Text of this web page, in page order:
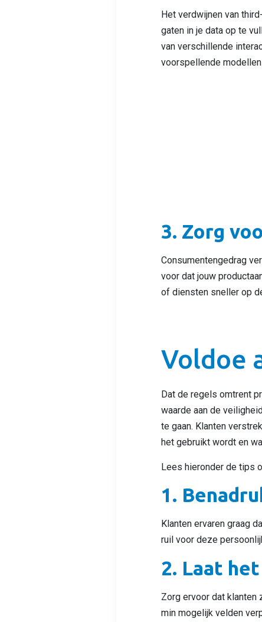
Het verdwijnen van
gaten in je data op te
van verschillende
voorspellende
3. Zorg
Consumentengedrag
voor dat jouw
of diensten sneller op
Voldoe
Dat de regels omtrent
waarde aan de
te gaan. Klanten
het gebruikt wordt en
Lees hieronder de tips
1.
Klanten ervaren graag
ruil voor deze
2. Laat
Zorg ervoor dat klanten
min mogelijk velden